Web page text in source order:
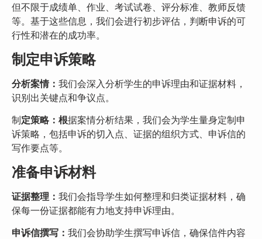
但不限于成绩单、作业、考试试卷、评分标准、教师反馈
等。基于这些信息，我们会进行初步评估，判断申诉的可
行性和潜在的成功率。
制定申诉策略
分析案情： 我们会深入分析学生的申诉理由和证据材料，
识别出关键点和争议点。
制定策略：根据案情分析结果，我们会为学生量身定制申
诉策略，包括申诉的切入点、证据的组织方式、申诉信的
写作要点等。
准备申诉材料
证据整理： 我们会指导学生如何整理和归类证据材料，确
保每一份证据都能有力地支持申诉理由。
申诉信撰写： 我们会协助学生撰写申诉信，确保信件内容